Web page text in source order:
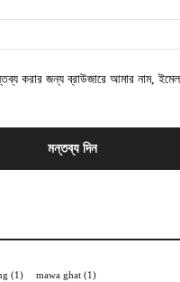
করার জন্য ব্রাউজারে আমার নাম,
(1) mawa ghat (1)